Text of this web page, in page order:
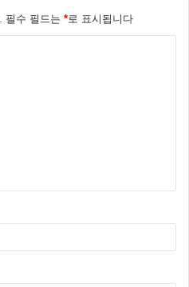
필수 필드는 *로 표시됩니다